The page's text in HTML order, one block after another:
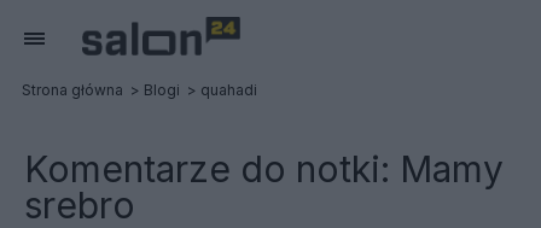
Strona główna Blogi quahadi
Komentarze do notki: Mamy
srebro